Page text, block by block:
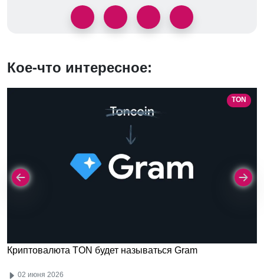
Кое-что интересное:
TON
Криптовалюта TON будет называться Gram
02 июня 2026